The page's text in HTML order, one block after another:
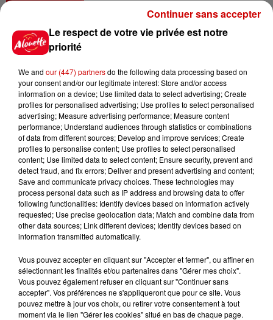
Vendre un chiot en animalerie
14h03
Invasion de physalies sur des
plages du Sud-Ouest
11h51
À LA UNE : affaire Manon
Relandeau, musée cambriolé et
Amel Bent en...
Jeux Voir plus
Le respect de votre vie privée est notre
priorité
We and our (447) partnersdo the following data processing based on
your consent and/or our legitimate interest: Store and/or access
information on a device; Use limited data to select advertising; Create
profiles for personalised advertising; Use profiles to select personalised
advertising; Measure advertising performance; Measure content
performance; Understand audiences through statistics or combinations
of data from different sources; Develop and improve services; Create
profiles to personalise content; Use profiles to select personalised
content; Use limited data to select content; Ensure security, prevent and
detect fraud, and fix errors; Deliver and present advertising and content;
Save and communicate privacy choices. These technologies may
process personal data such as IP address and browsing data to offer
following functionalities: Identify devices based on information actively
requested; Use precise geolocation data; Match and combine data from
other data sources; Link different devices; Identify devices based on
information transmitted automatically.
Vous pouvez accepter en cliquant sur "Accepter et fermer", ou affiner en
sélectionnant les finalités et/ou partenaires dans "Gérer mes choix".
Vous pouvez également refuser en cliquant sur "Continuer sans
accepter". Vos préférences ne s'appliqueront que pour ce site. Vous
pouvez mettre à jour vos choix, ou retirer votre consentement à tout
moment via le lien "Gérer les cookies" situé en bas de chaque page.
Continuer sans accepter